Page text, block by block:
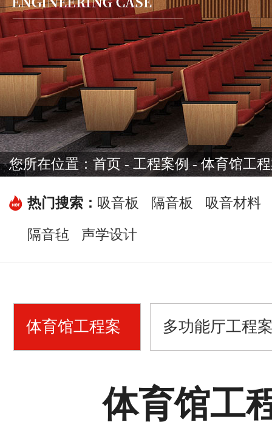
您所在位置：首页-工程案例- 体育馆工
热门搜索： 吸音板 隔音板 吸音材料
隔音毡 声学设计
体育馆工程案 多功能厅工程
体育馆工